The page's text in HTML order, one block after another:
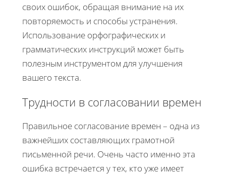
своих ошибок, обращая внимание на их
повторяемость и способы устранения.
Использование орфографических и
грамматических инструкций может быть
полезным инструментом для улучшения
вашего текста.
Трудности в согласовании времен
Правильное согласование времен – одна из
важнейших составляющих грамотной
письменной речи. Очень часто именно эта
ошибка встречается у тех, кто уже имеет